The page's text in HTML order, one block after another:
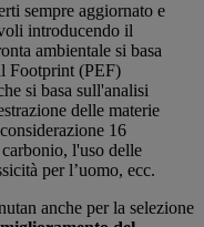
sempre aggiornato e
introducendo il
ambientale si basa
Footprint (PEF)
si basa sull'analisi
delle materie
16
l'uso delle
per l’uomo, ecc.
anche per la selezione